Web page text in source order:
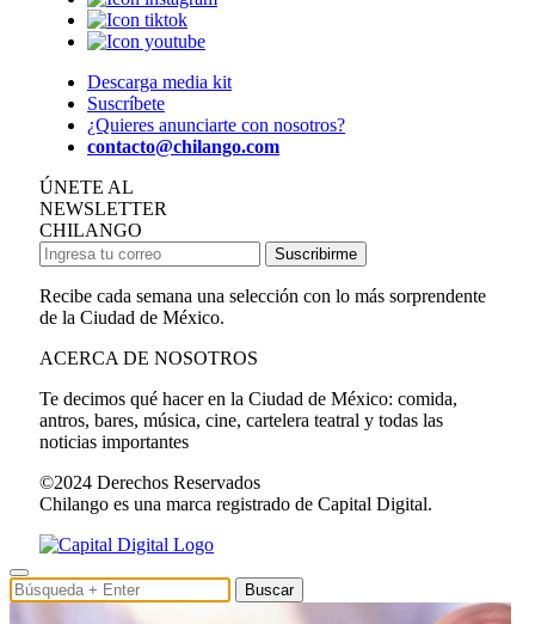
Descarga media kit
Suscríbete
¿Quieres anunciarte con nosotros?
contacto@chilango.com
ÚNETE AL
NEWSLETTER
CHILANGO
Suscribirme
Recibe cada semana una selección con lo más sorprendente
de la Ciudad de México.
ACERCA DE NOSOTROS
Te decimos qué hacer en la Ciudad de México: comida,
antros, bares, música, cine, cartelera teatral y todas las
noticias importantes
©2024 Derechos Reservados
Chilango es una marca registrado de Capital Digital.
Buscar